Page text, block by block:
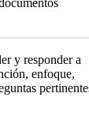
y responder a
enfoque,